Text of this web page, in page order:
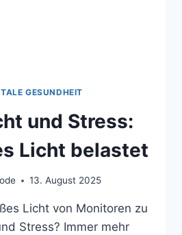
GESUNDHEIT
und Stress:
Licht belastet
13. August 2025
Licht von Monitoren zu
Stress? Immer mehr